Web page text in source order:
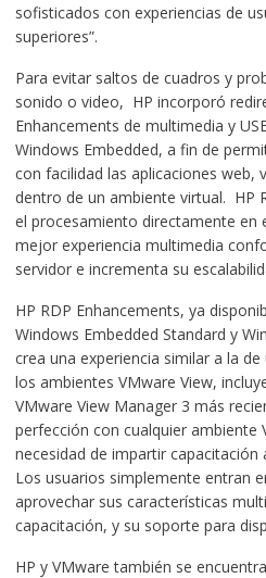
sofisticados con experiencias de
superiores”.
Para evitar saltos de cuadros y
sonido o video, HP incorporó
Enhancements de multimedia y
Windows Embedded, a fin de
con facilidad las aplicaciones web,
dentro de un ambiente virtual. HP
el procesamiento directamente en
mejor experiencia multimedia
servidor e incrementa su
HP RDP Enhancements, ya
Windows Embedded Standard y
crea una experiencia similar a la
los ambientes VMware View,
VMware View Manager 3 más
perfección con cualquier ambiente
necesidad de impartir capacitación
Los usuarios simplemente entran
aprovechar sus características
capacitación, y su soporte para
HP y VMware también se